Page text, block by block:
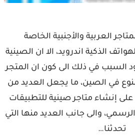
العربية والأجنبية الخاصة
الذكية اندرويد، الا ان الصينية
السبب في ذلك الى كون ان المتجر
في الصين، ما يجعل العديد من
إنشاء متاجر صينية للتطبيقات
والى جانب العديد منها التي
تحدثنا…